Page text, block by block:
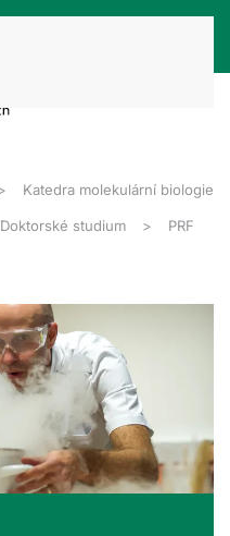
Katedra molekulární biologie
Doktorské studium PRF